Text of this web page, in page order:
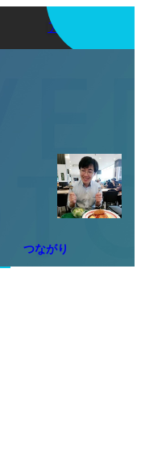
アプリを使う
つながり